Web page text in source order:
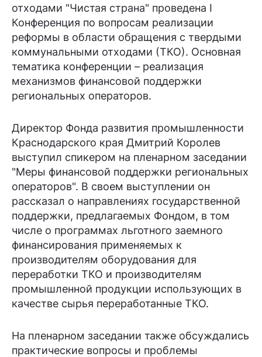
отходами "Чистая страна" проведена I
Конференция по вопросам реализации
реформы в области обращения с твердыми
коммунальными отходами (ТКО). Основная
тематика конференции – реализация
механизмов финансовой поддержки
региональных операторов.
Директор Фонда развития промышленности
Краснодарского края Дмитрий Королев
выступил спикером на пленарном заседании
"Меры финансовой поддержки региональных
операторов". В своем выступлении он
рассказал о направлениях государственной
поддержки, предлагаемых Фондом, в том
числе о программах льготного заемного
финансирования применяемых к
производителям оборудования для
переработки ТКО и производителям
промышленной продукции использующих в
качестве сырья переработанные ТКО.
На пленарном заседании также обсуждались
практические вопросы и проблемы